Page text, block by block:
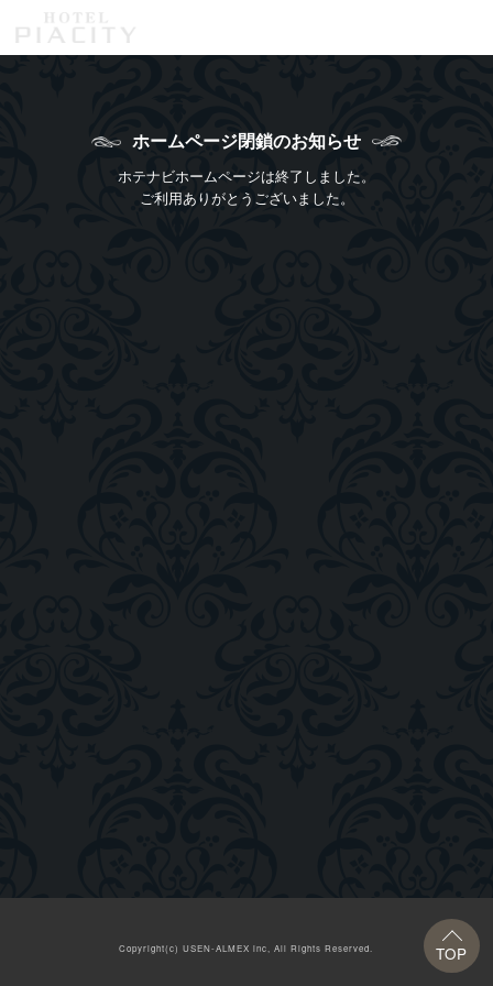
消費税について
ホームページ閉鎖のお知らせ
ホテナビホームページは終了しました。
ご利用ありがとうございました。
Copyright(c)USEN-ALMEX inc, All Rights Reserved.